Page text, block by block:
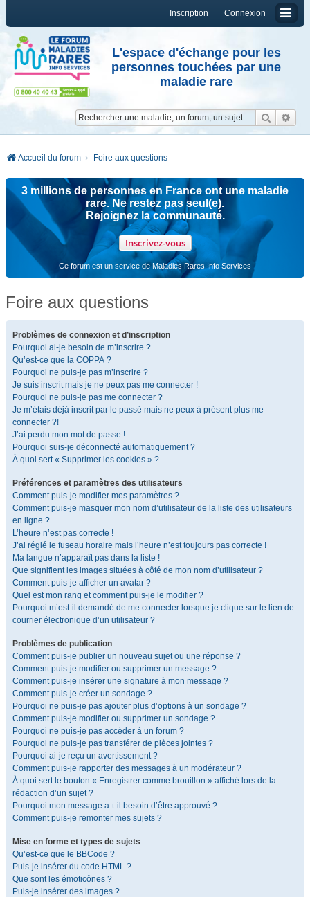
Connexion
Inscription
L'espace d'échange pour les
personnes touchées par une
maladie rare
Accueil du forum Foire aux questions
3 millions de personnes en France ont une maladie
rare. Ne restez pas seul(e).
Rejoignez la communauté.
Inscrivez-vous
Ce forum est un service de Maladies Rares Info Services
Foire aux questions
Problèmes de connexion et d’inscription
Pourquoi ai-je besoin de m’inscrire ?
Qu’est-ce que la COPPA ?
Pourquoi ne puis-je pas m’inscrire ?
Je suis inscrit mais je ne peux pas me connecter !
Pourquoi ne puis-je pas me connecter ?
Je m’étais déjà inscrit par le passé mais ne peux à présent plus me
connecter ?!
J’ai perdu mon mot de passe !
Pourquoi suis-je déconnecté automatiquement ?
À quoi sert « Supprimer les cookies » ?
Préférences et paramètres des utilisateurs
Comment puis-je modifier mes paramètres ?
Comment puis-je masquer mon nom d’utilisateur de la liste des utilisateurs
en ligne ?
L’heure n’est pas correcte !
J’ai réglé le fuseau horaire mais l’heure n’est toujours pas correcte !
Ma langue n’apparaît pas dans la liste !
Que signifient les images situées à côté de mon nom d’utilisateur ?
Comment puis-je afficher un avatar ?
Quel est mon rang et comment puis-je le modifier ?
Pourquoi m’est-il demandé de me connecter lorsque je clique sur le lien de
courrier électronique d’un utilisateur ?
Problèmes de publication
Comment puis-je publier un nouveau sujet ou une réponse ?
Comment puis-je modifier ou supprimer un message ?
Comment puis-je insérer une signature à mon message ?
Comment puis-je créer un sondage ?
Pourquoi ne puis-je pas ajouter plus d’options à un sondage ?
Comment puis-je modifier ou supprimer un sondage ?
Pourquoi ne puis-je pas accéder à un forum ?
Pourquoi ne puis-je pas transférer de pièces jointes ?
Pourquoi ai-je reçu un avertissement ?
Comment puis-je rapporter des messages à un modérateur ?
À quoi sert le bouton « Enregistrer comme brouillon » affiché lors de la
rédaction d’un sujet ?
Pourquoi mon message a-t-il besoin d’être approuvé ?
Comment puis-je remonter mes sujets ?
Mise en forme et types de sujets
Qu’est-ce que le BBCode ?
Puis-je insérer du code HTML ?
Que sont les émoticônes ?
Puis-je insérer des images ?